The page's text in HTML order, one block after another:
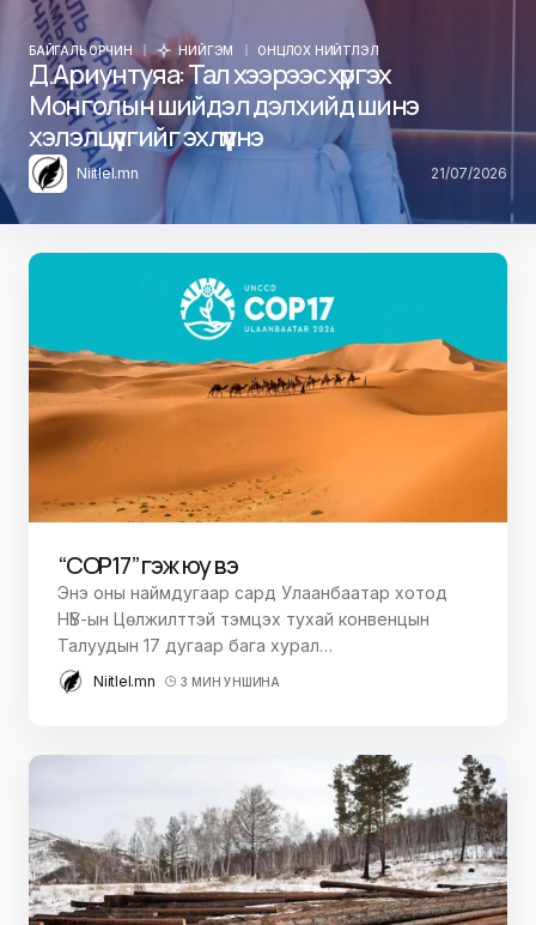
БАЙГАЛЬ ОРЧИН НИЙГЭМ ОНЦЛОХ НИЙТЛЭЛ
Д.Ариунтуяа: Тал хээрээс хүргэх
Монголын шийдэл дэлхийд шинэ
хэлэлцүүлгийг эхлүүлнэ
Niitlel.mn 21/07/2026
“COP17” гэж юу вэ
Энэ оны наймдугаар сард Улаанбаатар хотод
НҮБ-ын Цөлжилттэй тэмцэх тухай конвенцын
Талуудын 17 дугаар бага хурал…
Niitlel.mn 3 МИН УНШИНА